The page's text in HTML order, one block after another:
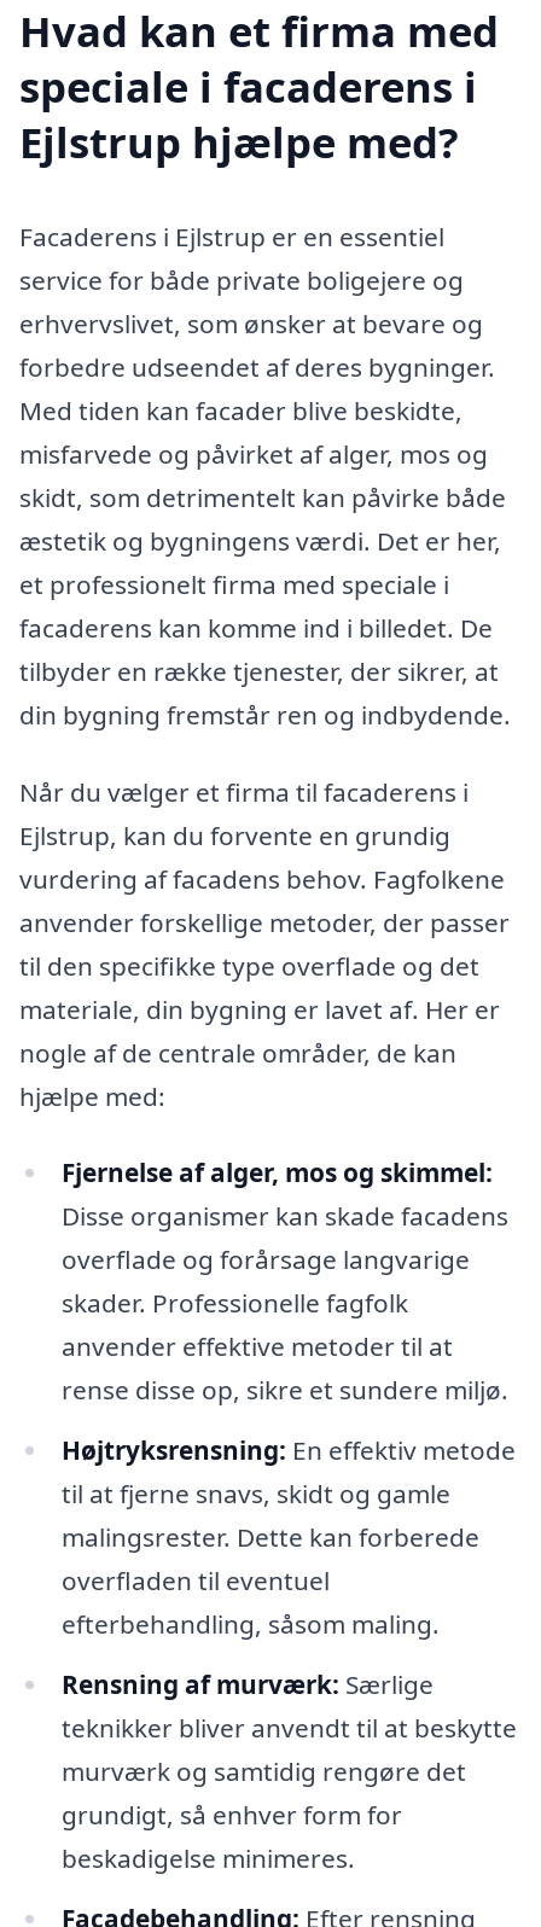
Hvad kan et firma med
speciale i facaderens i
Ejlstrup hjælpe med?
Facaderens i Ejlstrup er en essentiel
service for både private boligejere og
erhvervslivet, som ønsker at bevare og
forbedre udseendet af deres bygninger.
Med tiden kan facader blive beskidte,
misfarvede og påvirket af alger, mos og
skidt, som detrimentelt kan påvirke både
æstetik og bygningens værdi. Det er her,
et professionelt firma med speciale i
facaderens kan komme ind i billedet. De
tilbyder en række tjenester, der sikrer, at
din bygning fremstår ren og indbydende.
Når du vælger et firma til facaderens i
Ejlstrup, kan du forvente en grundig
vurdering af facadens behov. Fagfolkene
anvender forskellige metoder, der passer
til den specifikke type overflade og det
materiale, din bygning er lavet af. Her er
nogle af de centrale områder, de kan
hjælpe med:
Fjernelse af alger, mos og skimmel:
Disse organismer kan skade facadens
overflade og forårsage langvarige
skader. Professionelle fagfolk
anvender effektive metoder til at
rense disse op, sikre et sundere miljø.
Højtryksrensning: En effektiv metode
til at fjerne snavs, skidt og gamle
malingsrester. Dette kan forberede
overfladen til eventuel
efterbehandling, såsom maling.
Rensning af murværk: Særlige
teknikker bliver anvendt til at beskytte
murværk og samtidig rengøre det
grundigt, så enhver form for
beskadigelse minimeres.
Facadebehandling: Efter rensning